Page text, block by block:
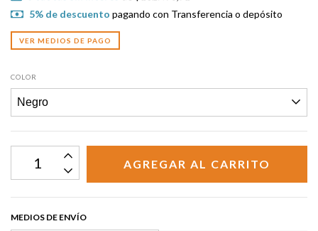
5% de descuento pagando con Transferencia o depósito
VER MEDIOS DE PAGO
COLOR
MEDIOS DE ENVÍO